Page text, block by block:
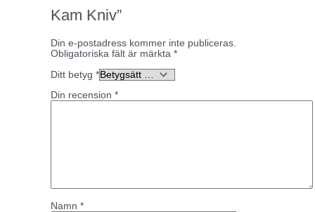
Kam Kniv”
Din e-postadress kommer inte publiceras.
Obligatoriska fält är märkta *
Ditt betyg *
Din recension *
Namn *